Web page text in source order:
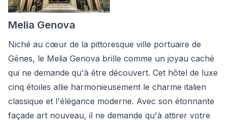
Melia Genova
Niché au cœur de la pittoresque ville portuaire de
Gênes, le Melia Genova brille comme un joyau caché
qui ne demande qu'à être découvert. Cet hôtel de luxe
cinq étoiles allie harmonieusement le charme italien
classique et l'élégance moderne. Avec son étonnante
façade art nouveau, il ne demande qu'à attirer votre